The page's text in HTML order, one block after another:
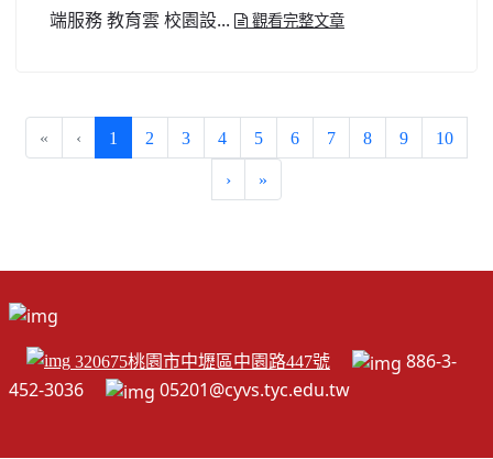
端服務 教育雲 校園設...
觀看完整文章
« ‹ 1 (current)
2 3 4 5 6 7 8 9 10
› »
320675桃園市中壢區中園路447號
886-3-
452-3036
05201@cyvs.tyc.edu.tw